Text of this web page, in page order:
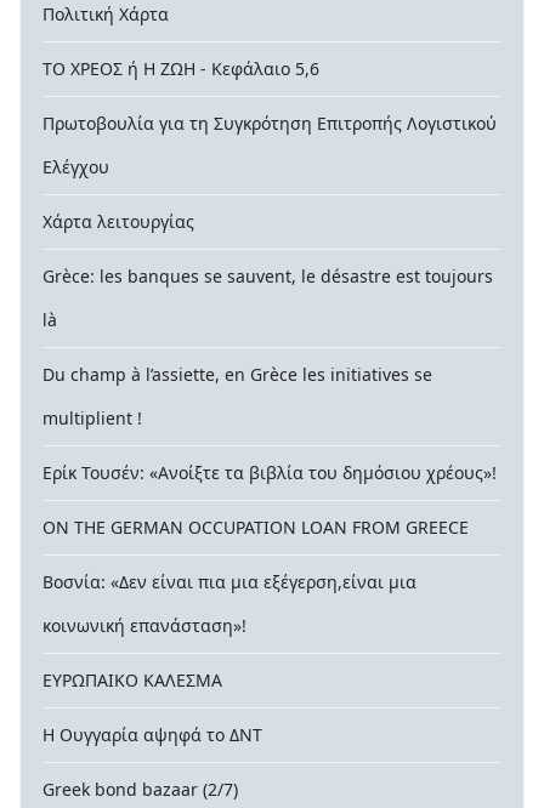
Πολιτική Χάρτα
ΤΟ ΧΡΕΟΣ ή Η ΖΩΗ - Κεφάλαιο 5,6
Πρωτοβουλία για τη Συγκρότηση Επιτροπής Λογιστικού
Ελέγχου
Χάρτα λειτουργίας
Grèce: les banques se sauvent, le désastre est toujours
là
Du champ à l’assiette, en Grèce les initiatives se
multiplient !
Ερίκ Τουσέν: «Ανοίξτε τα βιβλία του δημόσιου χρέους»!
ON THE GERMAN OCCUPATION LOAN FROM GREECE
Βοσνία: «Δεν είναι πια μια εξέγερση,είναι μια
κοινωνική επανάσταση»!
ΕΥΡΩΠΑΙΚΟ ΚΑΛΕΣΜΑ
Η Ουγγαρία αψηφά το ΔΝΤ
Greek bond bazaar (2/7)